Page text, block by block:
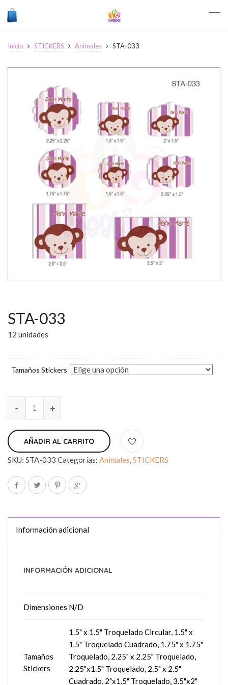
Inicio STICKERS Animales STA-033
STA-033
12 unidades
Tamaños Stickers
AÑADIR AL CARRITO
SKU: STA-033 Categorías: Animales,STICKERS
Información adicional
INFORMACIÓN ADICIONAL
Dimensiones N/D
Tamaños
Stickers
1.5" x 1.5" Troquelado Circular, 1.5" x
1.5" Troquelado Cuadrado, 1.75" x 1.75"
Troquelado, 2.25" x 2.25" Troquelado,
2.25"x1.5" Troquelado, 2.5" x 2.5"
Cuadrado, 2"x1.5" Troquelado, 3.5"x2"